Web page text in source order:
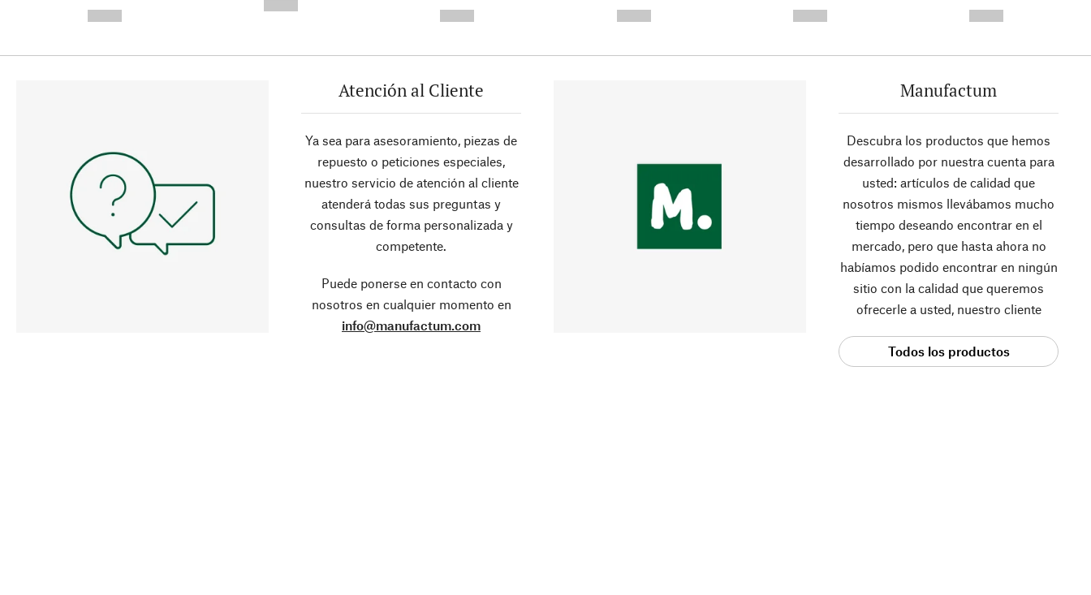
Atención al Cliente
Ya sea para asesoramiento, piezas de
repuesto o peticiones especiales,
nuestro servicio de atención al cliente
atenderá todas sus preguntas y
consultas de forma personalizada y
competente.
Puede ponerse en contacto con
nosotros en cualquier momento en
info@manufactum.com
Manufactum
Descubra los productos que hemos
desarrollado por nuestra cuenta para
usted: artículos de calidad que
nosotros mismos llevábamos mucho
tiempo deseando encontrar en el
mercado, pero que hasta ahora no
habíamos podido encontrar en ningún
sitio con la calidad que queremos
ofrecerle a usted, nuestro cliente
Todos los productos